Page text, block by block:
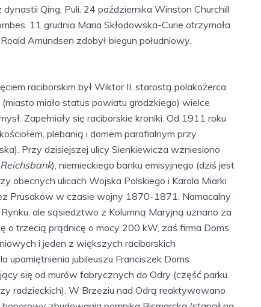
Qing, Puli. 24 października Winston Churchill
11 grudnia Maria Skłodowska-Curie otrzymała
Amundsen zdobył biegun południowy.
raciborskim był Wiktor II, starostą polakożerca
miało status powiatu grodzkiego) wielce
Zapełniały się raciborskie kroniki. Od 1911 roku
plebanią i domem parafialnym przy
Przy dzisiejszej ulicy Sienkiewicza wzniesiono
), niemieckiego banku emisyjnego (dziś jest
obecnych ulicach Wojska Polskiego i Karola Miarki
Prusaków w czasie wojny 1870-1871. Namacalny
ale sąsiedztwo z Kolumną Maryjną uznano za
o trzecią prądnicę o mocy 200 kW, zaś firma Doms,
i jeden z większych raciborskich
upamiętnienia jubileuszu Franciszek Doms
się od murów fabrycznych do Odry (część parku
radzieckich). W Brzeziu nad Odrą reaktywowano